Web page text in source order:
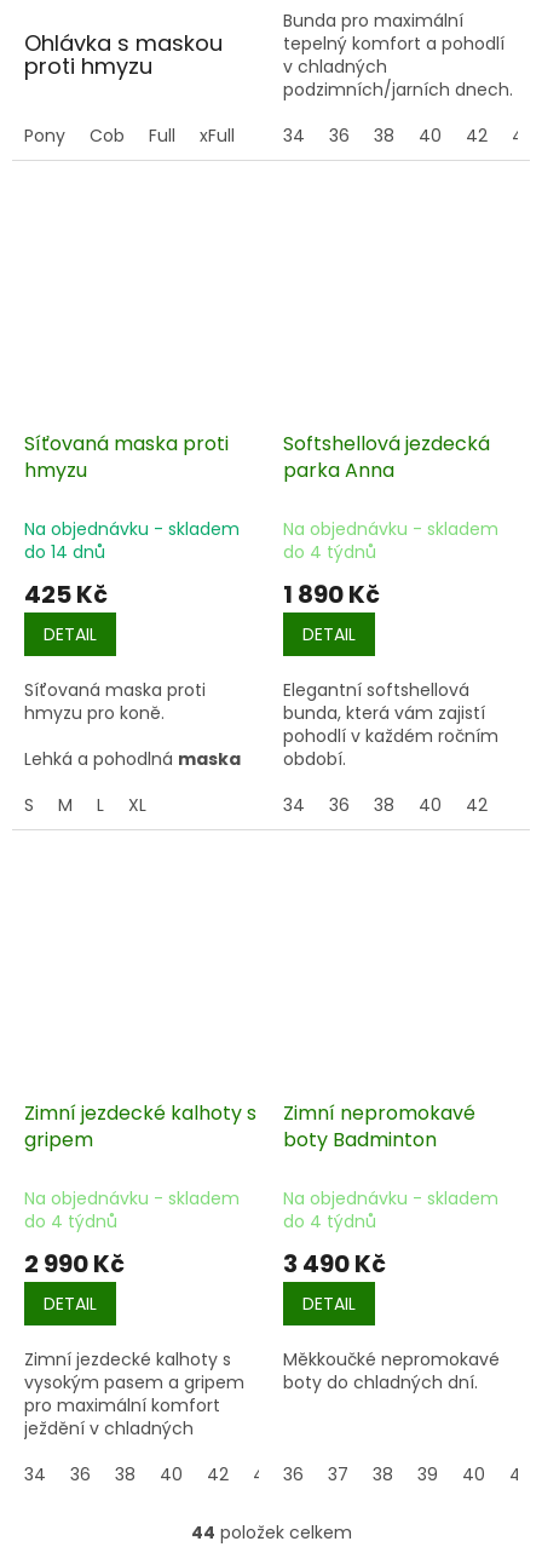
Ohlávka s maskou
proti hmyzu
ohlávka s integrovanou
maskou, která zajistí koni
ohlávka
✔️ rychlé nasazení i sundání
✔️ ideální na pastvu i
Pony Cob Full xFull
Bunda pro maximální
tepelný komfort a pohodlí
v chladných
podzimních/jarních dnech.
prostřihy.
34 36 38 40 42 44
Síťovaná maska proti
hmyzu
Na objednávku - skladem
do 14 dnů
425 Kč
DETAIL
Síťovaná maska proti
hmyzu pro koně.
Lehká a pohodlná maska
spolehlivě ochrání oči i uši
koně během teplých dní.
S M L XL
Softshellová jezdecká
parka Anna
Na objednávku - skladem
do 4 týdnů
1 890 Kč
DETAIL
Elegantní softshellová
bunda, která vám zajistí
pohodlí v každém ročním
období.
34
36 38 40 42
Zimní jezdecké kalhoty s
gripem
Na objednávku - skladem
do 4 týdnů
2 990 Kč
DETAIL
Zimní jezdecké kalhoty s
vysokým pasem a gripem
pro maximální komfort
ježdění v chladných
34
36 38 40 42 44
Zimní nepromokavé
boty Badminton
Na objednávku - skladem
do 4 týdnů
3 490 Kč
DETAIL
Měkkoučké nepromokavé
boty do chladných dní.
36 37 38 39 40 41
44 položek celkem